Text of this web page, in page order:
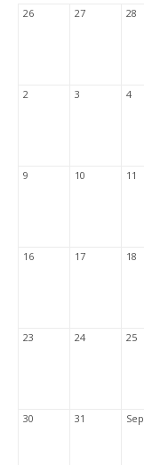
26 27 28
2 3 4
9 10 11
16 17 18
23 24 25
30 31